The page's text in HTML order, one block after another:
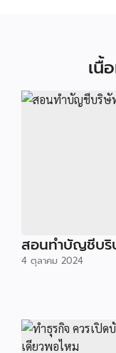
เนื้
สอนทำบัญชีบริ
4 ตุลาคม 2024